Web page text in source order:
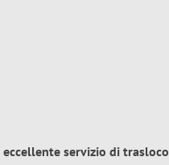
eccellente servizio di trasloco